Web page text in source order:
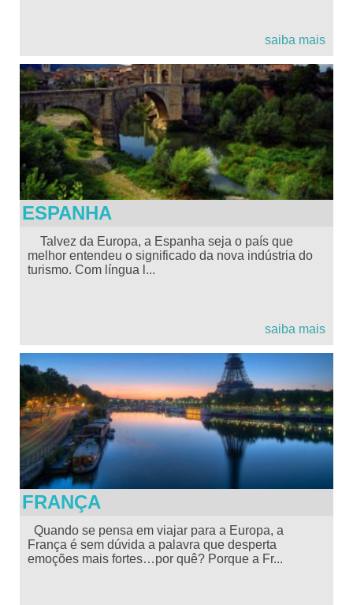
saiba mais
ESPANHA
Talvez da Europa, a Espanha seja o país que
melhor entendeu o significado da nova indústria do
turismo. Com língua l...
saiba mais
FRANÇA
Quando se pensa em viajar para a Europa, a
França é sem dúvida a palavra que desperta
emoções mais fortes…por quê? Porque a Fr...